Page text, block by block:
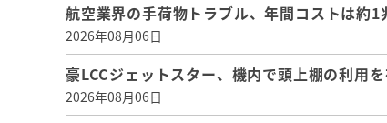
航空業界の手荷物トラブル、年間コストは
2026年08月06日
豪LCCジェットスター、機内で頭上棚の利用
2026年08月06日